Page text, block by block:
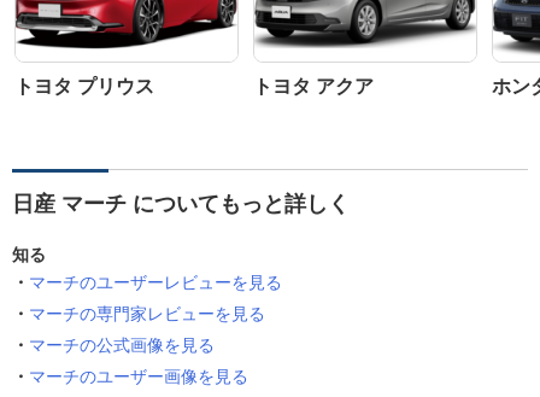
トヨタ プリウス トヨタ アクア ホン
日産 マーチ についてもっと詳しく
知る
マーチのユーザーレビューを見る
マーチの専門家レビューを見る
マーチの公式画像を見る
マーチのユーザー画像を見る